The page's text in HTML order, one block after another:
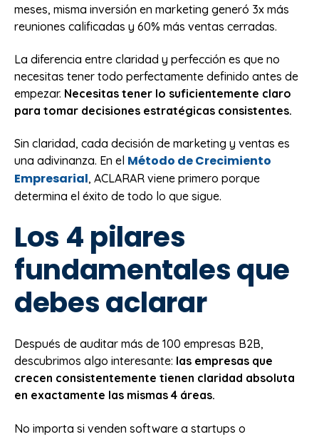
meses, misma inversión en marketing generó 3x más
reuniones calificadas y 60% más ventas cerradas.
La diferencia entre claridad y perfección es que no
necesitas tener todo perfectamente definido antes de
empezar. Necesitas tener lo suficientemente claro
para tomar decisiones estratégicas consistentes.
Sin claridad, cada decisión de marketing y ventas es
una adivinanza. En el Método de Crecimiento
Empresarial, ACLARAR viene primero porque
determina el éxito de todo lo que sigue.
Los 4 pilares
fundamentales que
debes aclarar
Después de auditar más de 100 empresas B2B,
descubrimos algo interesante: las empresas que
crecen consistentemente tienen claridad absoluta
en exactamente las mismas 4 áreas.
No importa si venden software a startups o